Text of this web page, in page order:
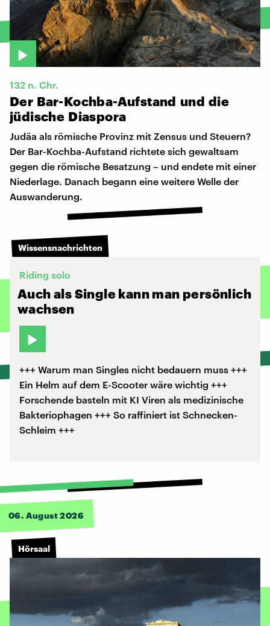
132 n. Chr.
Der Bar-Kochba-Aufstand und die
jüdische Diaspora
Judäa als römische Provinz mit Zensus und Steuern?
Der Bar-Kochba-Aufstand richtete sich gewaltsam
gegen die römische Besatzung – und endete mit einer
Niederlage. Danach begann eine weitere Welle der
Auswanderung.
Wissensnachrichten
Riding solo
Auch als Single kann man persönlich
wachsen
+++ Warum man Singles nicht bedauern muss +++
Ein Helm auf dem E-Scooter wäre wichtig +++
Forschende basteln mit KI Viren als medizinische
Bakteriophagen +++ So raffiniert ist Schnecken-
Schleim +++
06. August 2026
Hörsaal